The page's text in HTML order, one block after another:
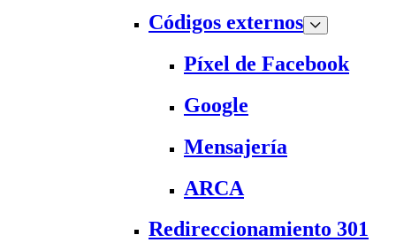
Códigos externos
Píxel de Facebook
Google
Mensajería
ARCA
Redireccionamiento 301